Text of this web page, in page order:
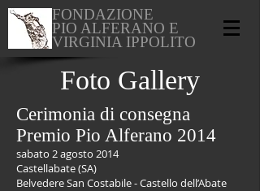
FONDAZIONE
PIO ALFERANO E
VIRGINIA IPPOLITO
Foto Gallery
Cerimonia di consegna
Premio Pio Alferano 2014
sabato 2 agosto 2014
Castellabate (SA)
Belvedere San Costabile - Castello dell’Abate